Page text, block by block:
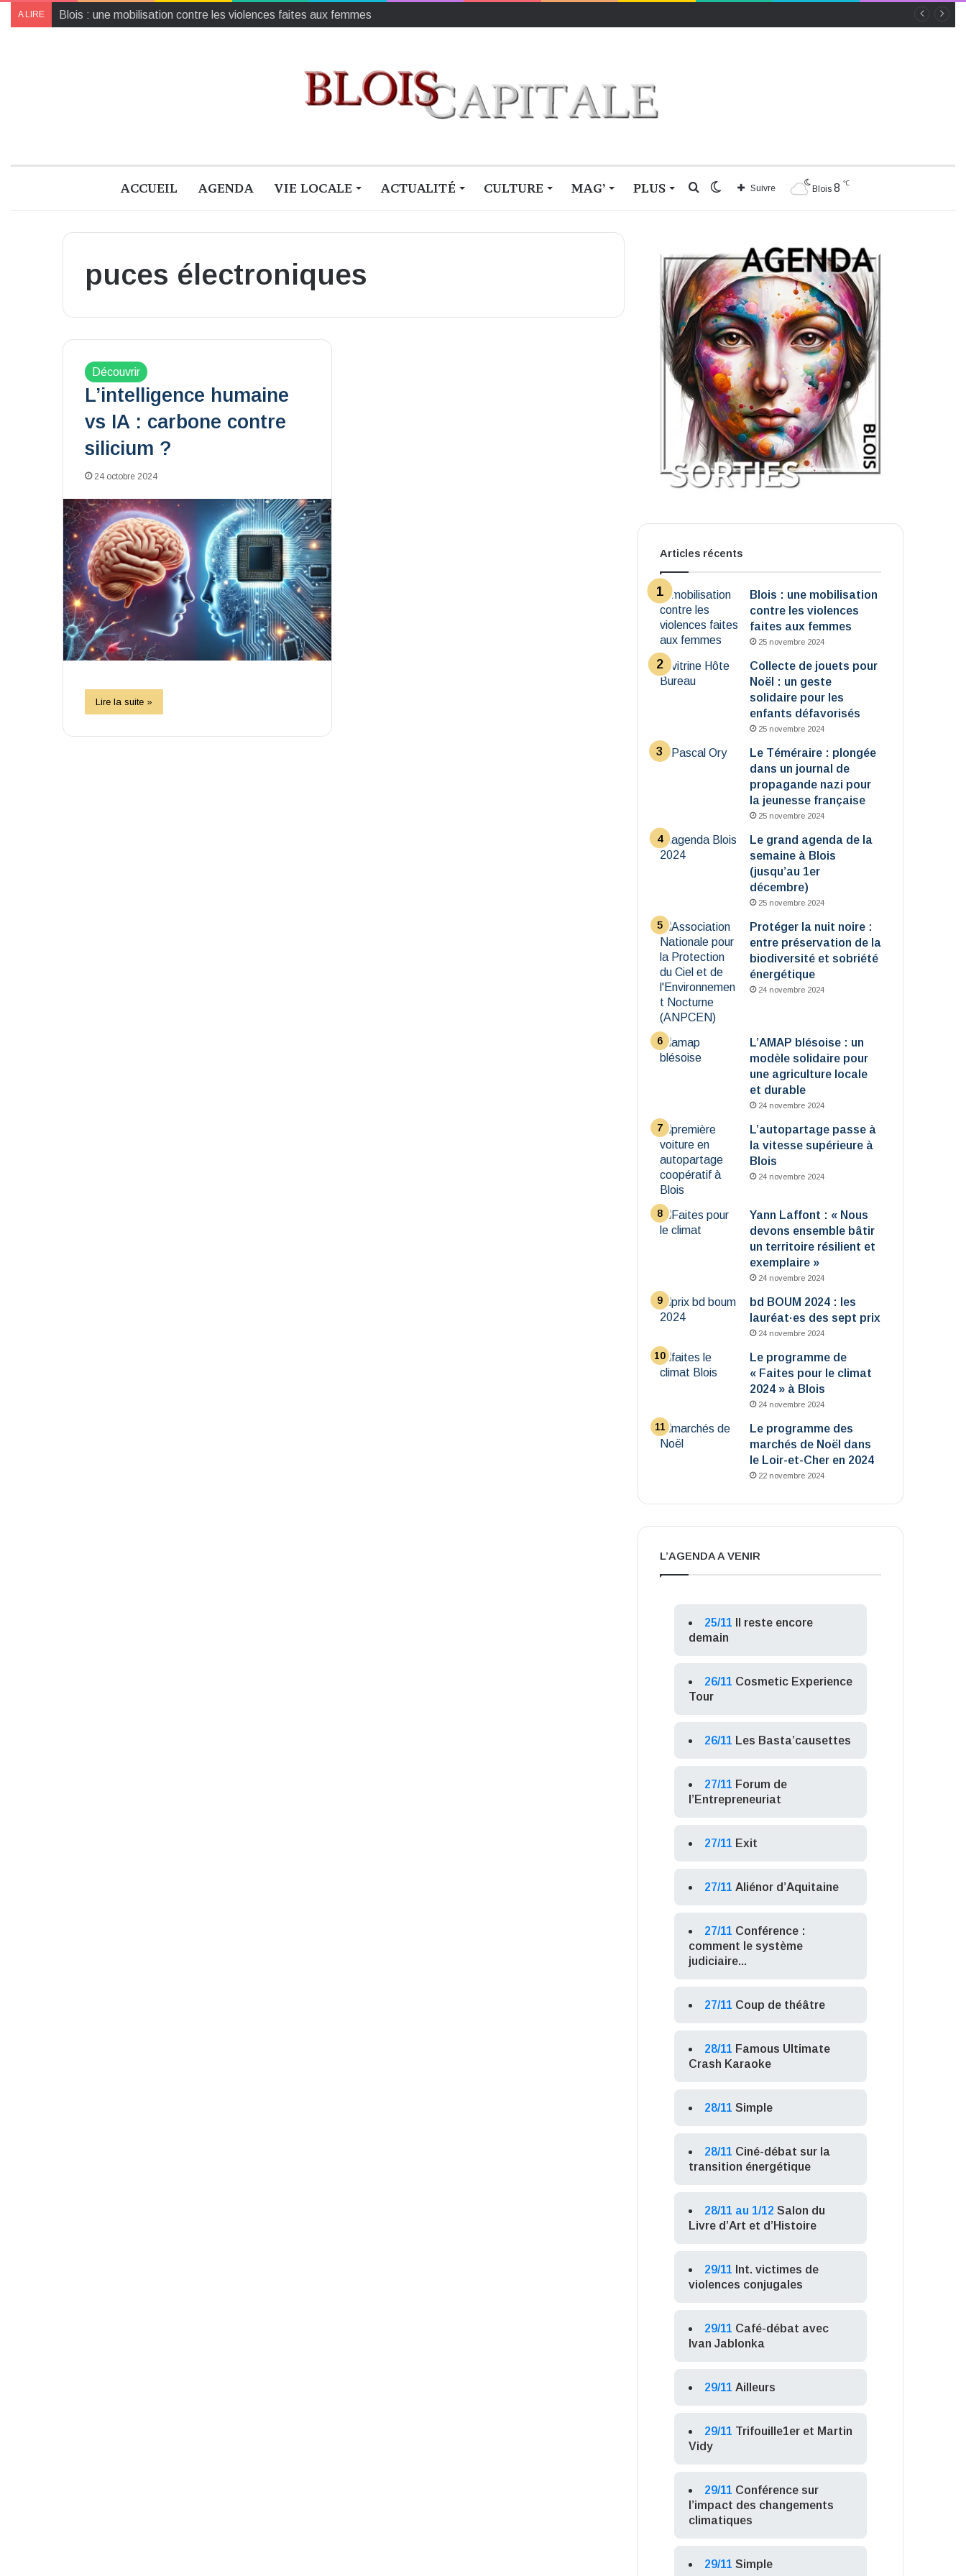
A LIRE Collecte de jouets pour Noël : un geste solidaire pour les enfants défavorisés
ACCUEIL AGENDA VIE LOCALE ACTUALITÉ CULTURE MAG’ PLUS Blois 8 ℃
Suivre
Switch
Rechercher
puces électroniques
Découvrir
L’intelligence humaine
vs IA : carbone contre
silicium ?
24 octobre 2024
Lire la suite »
Articles récents
Blois : une mobilisation
contre les violences
faites aux femmes
25 novembre 2024
Collecte de jouets pour
Noël : un geste
solidaire pour les
enfants défavorisés
25 novembre 2024
Le Téméraire : plongée
dans un journal de
propagande nazi pour
la jeunesse française
25 novembre 2024
Le grand agenda de la
semaine à Blois
(jusqu’au 1er
décembre)
25 novembre 2024
Protéger la nuit noire :
entre préservation de la
biodiversité et sobriété
énergétique
24 novembre 2024
L’AMAP blésoise : un
modèle solidaire pour
une agriculture locale
et durable
24 novembre 2024
L’autopartage passe à
la vitesse supérieure à
Blois
24 novembre 2024
Yann Laffont : « Nous
devons ensemble bâtir
un territoire résilient et
exemplaire »
24 novembre 2024
bd BOUM 2024 : les
lauréat·es des sept prix
24 novembre 2024
Le programme de
« Faites pour le climat
2024 » à Blois
24 novembre 2024
Le programme des
marchés de Noël dans
le Loir-et-Cher en 2024
22 novembre 2024
L’AGENDA A VENIR
25/11
Il reste encore
demain
26/11 Cosmetic Experience
Tour
26/11 Les Basta’causettes
27/11 Forum de
l’Entrepreneuriat
27/11 Exit
27/11 Aliénor d’Aquitaine
27/11 Conférence :
comment le système
judiciaire...
27/11 Coup de théâtre
28/11 Famous Ultimate
Crash Karaoke
28/11 Simple
28/11 Ciné-débat sur la
transition énergétique
28/11 au 1/12 Salon du
Livre d’Art et d’Histoire
29/11 Int. victimes de
violences conjugales
29/11 Café-débat avec
Ivan Jablonka
29/11 Ailleurs
29/11 Trifouille1er et Martin
Vidy
29/11 Conférence sur
l’impact des changements
climatiques
29/11 Simple